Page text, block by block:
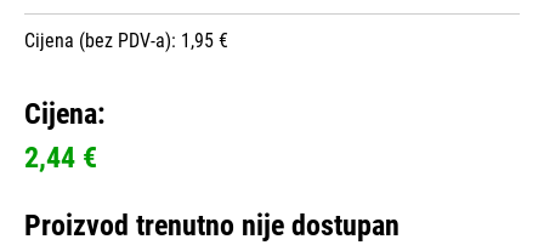
Cijena (bez PDV-a): 1,95 €
Cijena:
2,44 €
Proizvod trenutno nije dostupan